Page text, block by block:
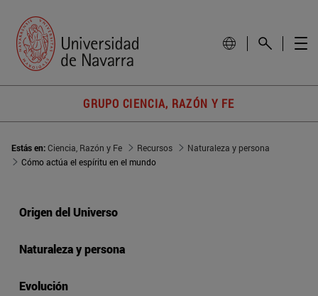
GRUPO CIENCIA, RAZÓN Y FE
Estás en:Ciencia, Razón y Fe Recursos
Naturaleza y persona
Cómo actúa el espíritu en el mundo
Origen del Universo
Naturaleza y persona
Evolución